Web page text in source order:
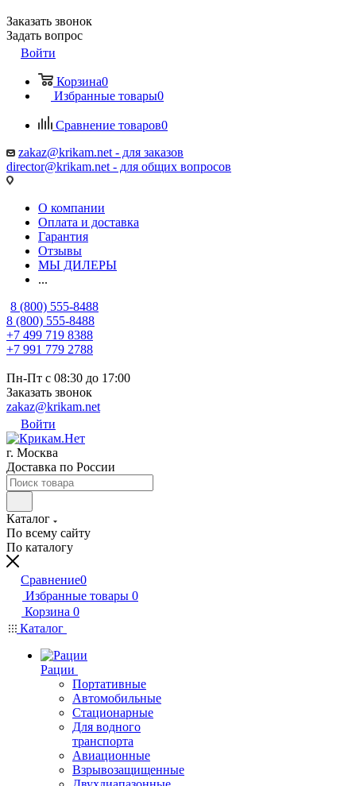
Заказать звонок
Задать вопрос
Войти
Корзина0
Избранные товары0
Сравнение товаров0
zakaz@krikam.net - для заказов
director@krikam.net - для общих вопросов
О компании
Оплата и доставка
Гарантия
Отзывы
МЫ ДИЛЕРЫ
...
8 (800) 555-8488
8 (800) 555-8488
+7 499 719 8388
+7 991 779 2788
Пн-Пт с 08:30 до 17:00
Заказать звонок
zakaz@krikam.net
Войти
г. Москва
Доставка по России
Каталог
По всему сайту
По каталогу
Сравнение0
Избранные товары 0
Корзина 0
Каталог
Рации
Портативные
Автомобильные
Стационарные
Для водного
транспорта
Авиационные
Взрывозащищенные